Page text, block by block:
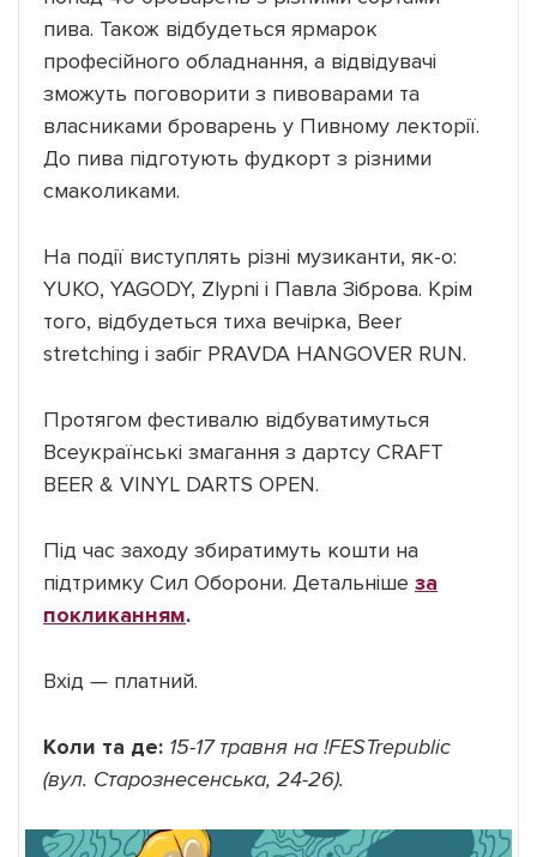
пива. Також відбудеться ярмарок
професійного обладнання, а відвідувачі
зможуть поговорити з пивоварами та
власниками броварень у Пивному лекторії.
До пива підготують фудкорт з різними
смаколиками.
На події виступлять різні музиканти, як-о:
YUKO, YAGODY, Zlypni і Павла Зіброва. Крім
того, відбудеться тиха вечірка, Beer
stretching і забіг PRAVDA HANGOVER RUN.
Протягом фестивалю відбуватимуться
Всеукраїнські змагання з дартсу CRAFT
BEER & VINYL DARTS OPEN.
Під час заходу збиратимуть кошти на
підтримку Сил Оборони. Детальніше за
покликанням.
Вхід — платний.
Коли та де: 15-17 травня на !FESTrepublic
(вул. Старознесенська, 24-26).